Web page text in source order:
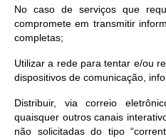
No caso de serviços que
compromete em transmitir
completas;
Utilizar a rede para tentar e/ou
dispositivos de comunicação,
Distribuir, via correio
quaisquer outros canais
não solicitadas do tipo